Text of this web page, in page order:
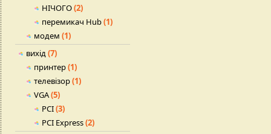
НІЧОГО(2)
перемикач Hub(1)
модем (1)
вихід(7)
принтер(1)
телевізор(1)
VGA(5)
PCI(3)
PCI Express(2)